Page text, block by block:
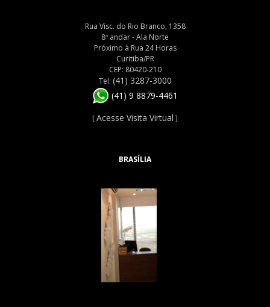
Rua Visc. do Rio Branco, 1358
8º andar - Ala Norte
Próximo à Rua 24 Horas
Curitiba/PR
CEP: 80420-210
Tel: (41) 3287-3000
(41) 9 8879-4461
[Acesse Visita Virtual ]
BRASÍLIA